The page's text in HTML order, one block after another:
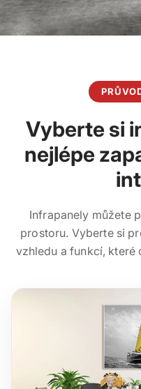
Vyberte si
nejlépe
Infrapanely můžete
prostoru. Vyberte si
vzhledu a funkcí, které